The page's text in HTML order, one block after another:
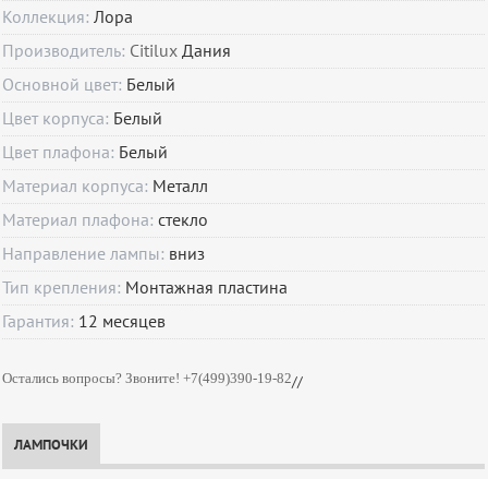
Коллекция:Лора
Производитель: Citilux Дания
Основной цвет: Белый
Цвет корпуса: Белый
Цвет плафона: Белый
Материал корпуса: Металл
Материал плафона:стекло
Направление лампы: вниз
Тип крепления: Монтажная пластина
Гарантия: 12 месяцев
Остались вопросы? Звоните! +7(499)390-19-82//
ЛАМПОЧКИ